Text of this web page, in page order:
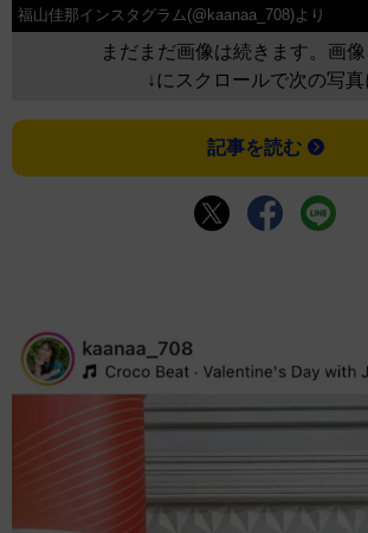
福山佳那インスタグラム(@kaanaa_708)より
まだまだ画像は続きます。画像
↓にスクロールで次の写真
記事を読む